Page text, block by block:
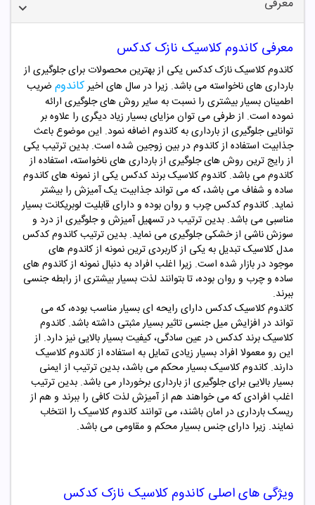
معرفی کاندوم کلاسیک نازک کدکس
کاندوم کلاسیک نازک کدکس یکی از بهترین محصولات برای جلوگیری از
بارداری های ناخواسته می باشد. زیرا در سال های اخیرکاندوم ضریب
اطمینان بسیار بیشتری را نسبت به سایر روش های جلوگیری ارائه
نموده است. از طرفی می توان مزایای بسیار زیاد دیگری را علاوه بر
توانایی جلوگیری از بارداری به کاندوم اضافه نمود. این موضوع باعث
جذابیت استفاده از کاندوم در بین زوجین شده است. بدین ترتیب یکی
از رایج ترین روش های جلوگیری از بارداری های ناخواسته، استفاده از
کاندوم می باشد. کاندوم کلاسیک برند کدکسیکی از نمونه های کاندوم
ساده و شفاف می باشد، که می تواند جذابیت یک آمیزش را بیشتر
نماید. کاندومکدکسچرب و روان بوده و دارای قابلیت لوبریکانت بسیار
مناسبی می باشد. بدین ترتیب در تسهیل آمیزش و جلوگیری از درد و
سوزش ناشی از خشکی جلوگیری می نماید. بدین ترتیب کاندومکدکس
مدل کلاسیک تبدیل به یکی از کاربردی ترین نمونه از کاندوم های
موجود در بازار شده است. زیرا اغلب افراد به دنبال نمونه از کاندوم های
ساده و چرب و روان بوده، تا بتوانند لذت بسیار بیشتری از رابطه جنسی
ببرند.
کاندوم کلاسیککدکسدارای رایحه ای بسیار مناسب بوده، که می
تواند در افزایش میل جنسی تاثیر بسیار مثبتی داشته باشد. کاندوم
کلاسیک برند کدکسدر عین سادگی، کیفیت بسیار بالایی نیز دارد. از
این رو معمولا افراد بسیار زیادی تمایل به استفاده از کاندوم کلاسیک
دارند. کاندوم کلاسیک بسیار محکم می باشد، بدین ترتیب از ایمنی
بسیار بالایی برای جلوگیری از بارداری برخوردار می باشد. بدین ترتیب
اغلب افرادی که می خواهند هم از آمیزش لذت کافی را ببرند و هم از
ریسک بارداری در امان باشند، می توانند کاندوم کلاسیک را انتخاب
نمایند. زیرا دارای جنس بسیار محکم و مقاومی می باشد.
ویژگی های اصلی کاندوم کلاسیک نازک کدکس